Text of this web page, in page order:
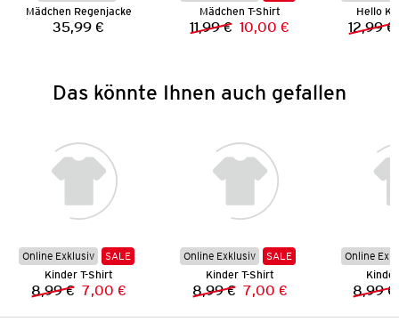
Mädchen Regenjacke
Preis:
35,99 €
Mädchen T-Shirt
Vorheriger Preis:
11,99 € Neuer Preis:
10,00 €
Hello
12,99 €
Das könnte Ihnen auch gefallen
Online Exklusiv
SALE
Kinder T-Shirt
Vorheriger Preis:
8,99 € Neuer Preis:
7,00 €
Online Exklusiv
SALE
Kinder T-Shirt
Vorheriger Preis:
8,99 € Neuer Preis:
7,00 €
Online
8,99 €